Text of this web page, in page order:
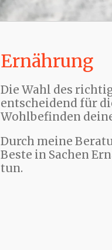
Ernährung
Die Wahl des
entscheidend für
Wohlbefinden
Durch meine
Beste in Sachen
tun.